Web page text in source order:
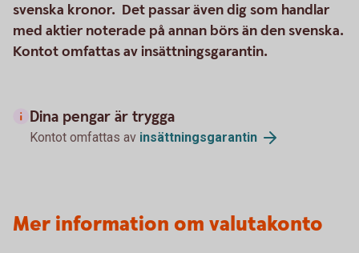
svenska kronor. Det passar även dig som handlar
med aktier noterade på annan börs än den svenska.
Kontot omfattas av insättningsgarantin.
Dina pengar är trygga
Kontot omfattas av insättningsgarantin
Mer information om valutakonto